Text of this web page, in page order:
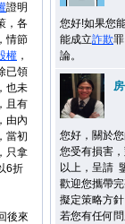
您好!如果您
能成立詐欺
論。
您好，關於
您受有損害
以上，呈請
歡迎您攜帶
擬定策略方
若您有任何
證明
，各
情節
權 ，
已領
，也未
且有
由內
當初
只拿
6折
後來